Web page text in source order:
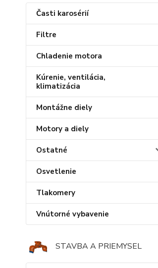
Časti karosérií
Filtre
Chladenie motora
Kúrenie, ventilácia,
klimatizácia
Montážne diely
Motory a diely
Ostatné
Osvetlenie
Tlakomery
Vnútorné vybavenie
STAVBA A PRIEMYSEL